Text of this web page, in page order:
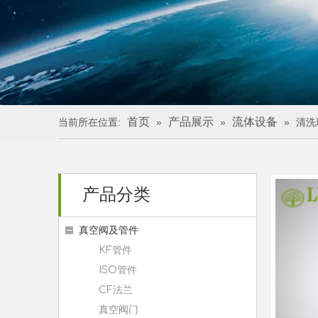
当前所在位置: 首页 » 产品展示 » 流体设备 » 清洗
产品分类
真空阀及管件
KF管件
ISO管件
CF法兰
真空阀门